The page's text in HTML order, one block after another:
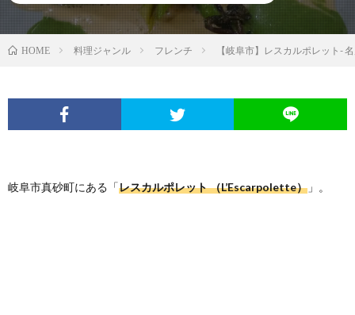
HOME 料理ジャンル フレンチ 【岐阜市】レスカルポレット-
岐阜市真砂町にある「レスカルポレット （L’Escarpolette） 」。